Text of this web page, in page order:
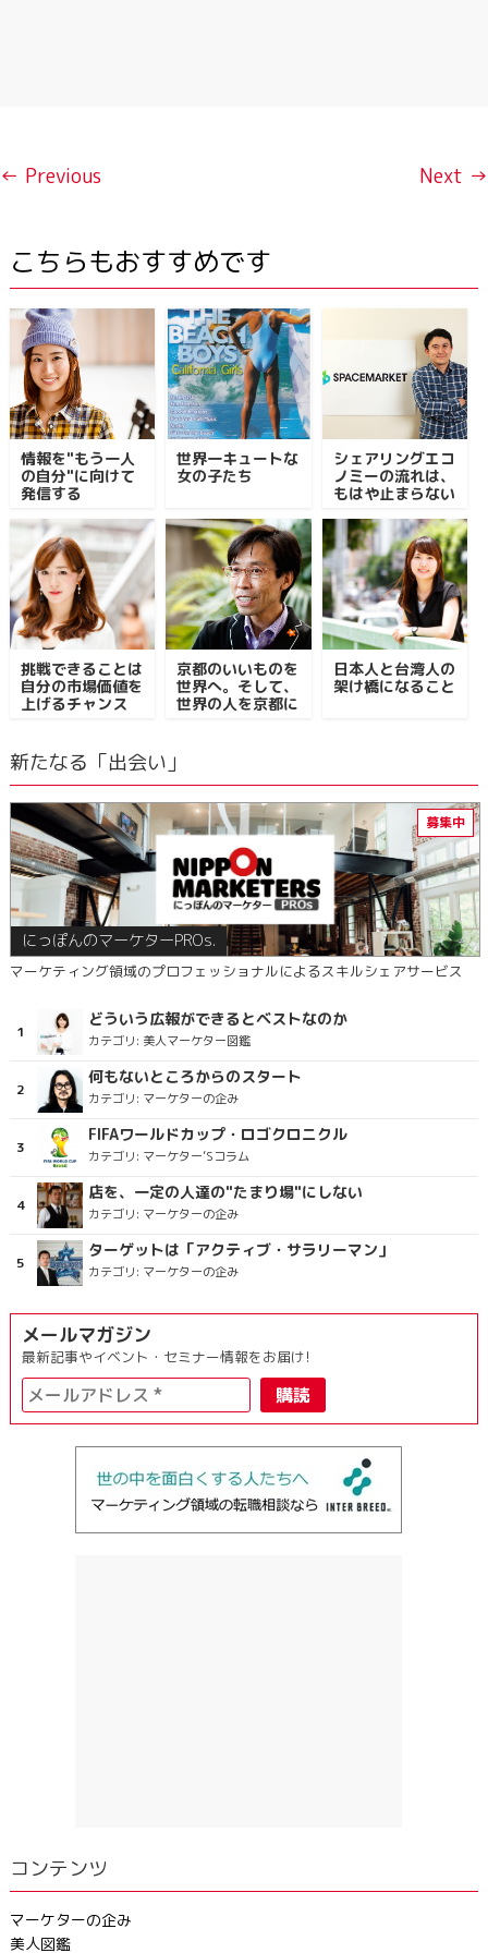
← Previous Next →
こちらもおすすめです
情報を"もう一人
の自分"に向けて
発信する
世界一キュートな
女の子たち
シェアリングエコ
ノミーの流れは、
もはや止まらない
挑戦できることは
自分の市場価値を
上げるチャンス
京都のいいものを
世界へ。そして、
世界の人を京都に
日本人と台湾人の
架け橋になること
新たなる「出会い」
にっぽんのマーケターPROs.
マーケティング領域のプロフェッショナルによるスキルシェアサービス
どういう広報ができるとベストなのか
カテゴリ: 美人マーケター図鑑
何もないところからのスタート
カテゴリ: マーケターの企み
FIFAワールドカップ・ロゴクロニクル
カテゴリ: マーケター’Sコラム
店を、一定の人達の"たまり場"にしない
カテゴリ: マーケターの企み
ターゲットは「アクティブ・サラリーマン」
カテゴリ: マーケターの企み
メールマガジン
最新記事やイベント・セミナー情報をお届け!
コンテンツ
マーケターの企み
美人図鑑